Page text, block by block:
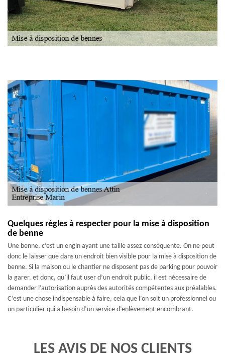
Quelques règles à respecter pour la mise à disposition
de benne
Une benne, c’est un engin ayant une taille assez conséquente. On ne peut
donc le laisser que dans un endroit bien visible pour la mise à disposition de
benne. Si la maison ou le chantier ne disposent pas de parking pour pouvoir
la garer, et donc, qu’il faut user d’un endroit public, il est nécessaire de
demander l’autorisation auprès des autorités compétentes aux préalables.
C’est une chose indispensable à faire, cela que l’on soit un professionnel ou
un particulier qui a besoin d’un service d’enlèvement encombrant.
LES AVIS DE NOS CLIENTS